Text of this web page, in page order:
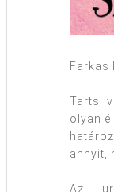
Farkas
Tarts
olyan
annyit,
Az